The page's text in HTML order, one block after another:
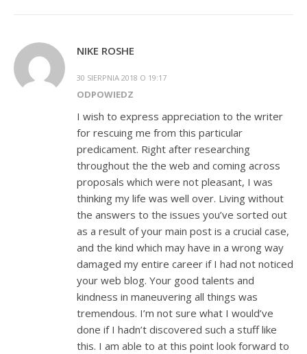
NIKE ROSHE
30 SIERPNIA 2018 O 19:17
ODPOWIEDZ
I wish to express appreciation to the writer
for rescuing me from this particular
predicament. Right after researching
throughout the the web and coming across
proposals which were not pleasant, I was
thinking my life was well over. Living without
the answers to the issues you’ve sorted out
as a result of your main post is a crucial case,
and the kind which may have in a wrong way
damaged my entire career if I had not noticed
your web blog. Your good talents and
kindness in maneuvering all things was
tremendous. I’m not sure what I would’ve
done if I hadn’t discovered such a stuff like
this. I am able to at this point look forward to